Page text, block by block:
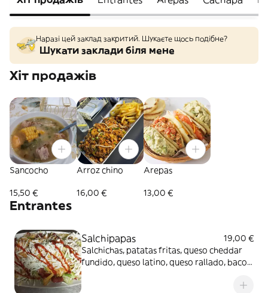
Наразі цей заклад закритий. Шукаєте щось подібне?
Шукати заклади біля мене
Хіт продажів
Sancocho
15,50 €
Arroz chino
16,00 €
Arepas
13,00 €
Entrantes
Salchipapas
19,00 €
Salchichas, patatas fritas, queso cheddar
fundido, queso latino, queso rallado, bacon,